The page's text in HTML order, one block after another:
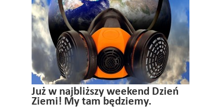
Już w najbliższy weekend Dzień
Ziemi! My tam będziemy.